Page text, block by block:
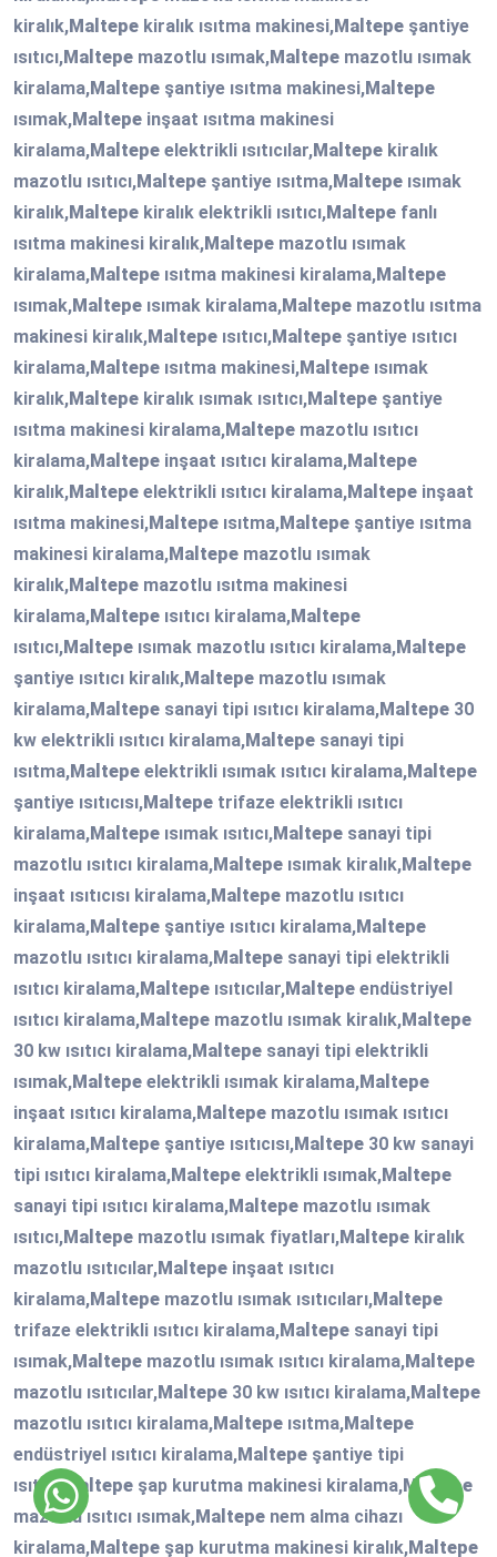
kiralık,Maltepe kiralık ısıtma makinesi,Maltepe şantiye
ısıtıcı,Maltepe mazotlu ısımak,Maltepe mazotlu ısımak
kiralama,Maltepe şantiye ısıtma makinesi,Maltepe
ısımak,Maltepe inşaat ısıtma makinesi
kiralama,Maltepe elektrikli ısıtıcılar,Maltepe kiralık
mazotlu ısıtıcı,Maltepe şantiye ısıtma,Maltepe ısımak
kiralık,Maltepe kiralık elektrikli ısıtıcı,Maltepe fanlı
ısıtma makinesi kiralık,Maltepe mazotlu ısımak
kiralama,Maltepe ısıtma makinesi kiralama,Maltepe
ısımak,Maltepe ısımak kiralama,Maltepe mazotlu ısıtma
makinesi kiralık,Maltepe ısıtıcı,Maltepe şantiye ısıtıcı
kiralama,Maltepe ısıtma makinesi,Maltepe ısımak
kiralık,Maltepe kiralık ısımak ısıtıcı,Maltepe şantiye
ısıtma makinesi kiralama,Maltepe mazotlu ısıtıcı
kiralama,Maltepe inşaat ısıtıcı kiralama,Maltepe
kiralık,Maltepe elektrikli ısıtıcı kiralama,Maltepe inşaat
ısıtma makinesi,Maltepe ısıtma,Maltepe şantiye ısıtma
makinesi kiralama,Maltepe mazotlu ısımak
kiralık,Maltepe mazotlu ısıtma makinesi
kiralama,Maltepe ısıtıcı kiralama,Maltepe
ısıtıcı,Maltepe ısımak mazotlu ısıtıcı kiralama,Maltepe
şantiye ısıtıcı kiralık,Maltepe mazotlu ısımak
kiralama,Maltepe sanayi tipi ısıtıcı kiralama,Maltepe 30
kw elektrikli ısıtıcı kiralama,Maltepe sanayi tipi
ısıtma,Maltepe elektrikli ısımak ısıtıcı kiralama,Maltepe
şantiye ısıtıcısı,Maltepe trifaze elektrikli ısıtıcı
kiralama,Maltepe ısımak ısıtıcı,Maltepe sanayi tipi
mazotlu ısıtıcı kiralama,Maltepe ısımak kiralık,Maltepe
inşaat ısıtıcısı kiralama,Maltepe mazotlu ısıtıcı
kiralama,Maltepe şantiye ısıtıcı kiralama,Maltepe
mazotlu ısıtıcı kiralama,Maltepe sanayi tipi elektrikli
ısıtıcı kiralama,Maltepe ısıtıcılar,Maltepe endüstriyel
ısıtıcı kiralama,Maltepe mazotlu ısımak kiralık,Maltepe
30 kw ısıtıcı kiralama,Maltepe sanayi tipi elektrikli
ısımak,Maltepe elektrikli ısımak kiralama,Maltepe
inşaat ısıtıcı kiralama,Maltepe mazotlu ısımak ısıtıcı
kiralama,Maltepe şantiye ısıtıcısı,Maltepe 30 kw sanayi
tipi ısıtıcı kiralama,Maltepe elektrikli ısımak,Maltepe
sanayi tipi ısıtıcı kiralama,Maltepe mazotlu ısımak
ısıtıcı,Maltepe mazotlu ısımak fiyatları,Maltepe kiralık
mazotlu ısıtıcılar,Maltepe inşaat ısıtıcı
kiralama,Maltepe mazotlu ısımak ısıtıcıları,Maltepe
trifaze elektrikli ısıtıcı kiralama,Maltepe sanayi tipi
ısımak,Maltepe mazotlu ısımak ısıtıcı kiralama,Maltepe
mazotlu ısıtıcılar,Maltepe 30 kw ısıtıcı kiralama,Maltepe
mazotlu ısıtıcı kiralama,Maltepe ısıtma,Maltepe
endüstriyel ısıtıcı kiralama,Maltepe şantiye tipi
ısıtıcı,Maltepe şap kurutma makinesi kiralama,Maltepe
mazotlu ısıtıcı ısımak,Maltepe nem alma cihazı
kiralama,Maltepe şap kurutma makinesi kiralık,Maltepe